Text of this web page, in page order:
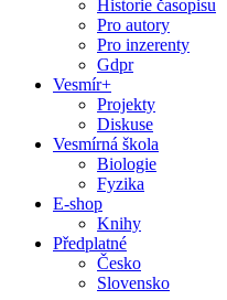
Historie časopisu
Pro autory
Pro inzerenty
Gdpr
Vesmír+
Projekty
Diskuse
Vesmírná škola
Biologie
Fyzika
E-shop
Knihy
Předplatné
Česko
Slovensko